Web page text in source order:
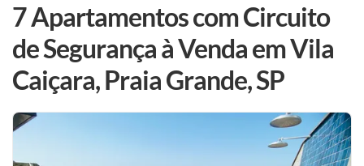
7 Apartamentos com Circuito
de Segurança à Venda em Vila
Caiçara, Praia Grande, SP